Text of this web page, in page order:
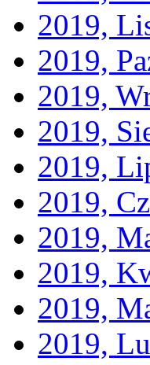
2019,
2019,
2019,
2019,
2019,
2019,
2019,
2019,
2019,
2019,